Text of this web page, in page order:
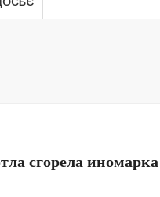
сгорела иномарка